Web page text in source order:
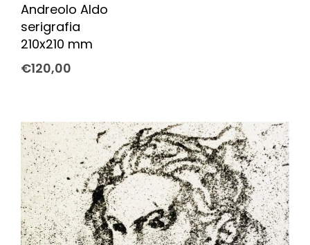
Andreolo Aldo
serigrafia
210x210 mm
€120,00